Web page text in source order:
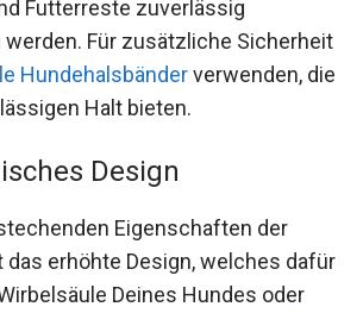
Futterreste zuverlässig
Für zusätzliche Sicherheit
Hundehalsbänderverwenden, die
Halt bieten.
Design
Eigenschaften der
erhöhte Design, welches dafür
Deines Hundes oder